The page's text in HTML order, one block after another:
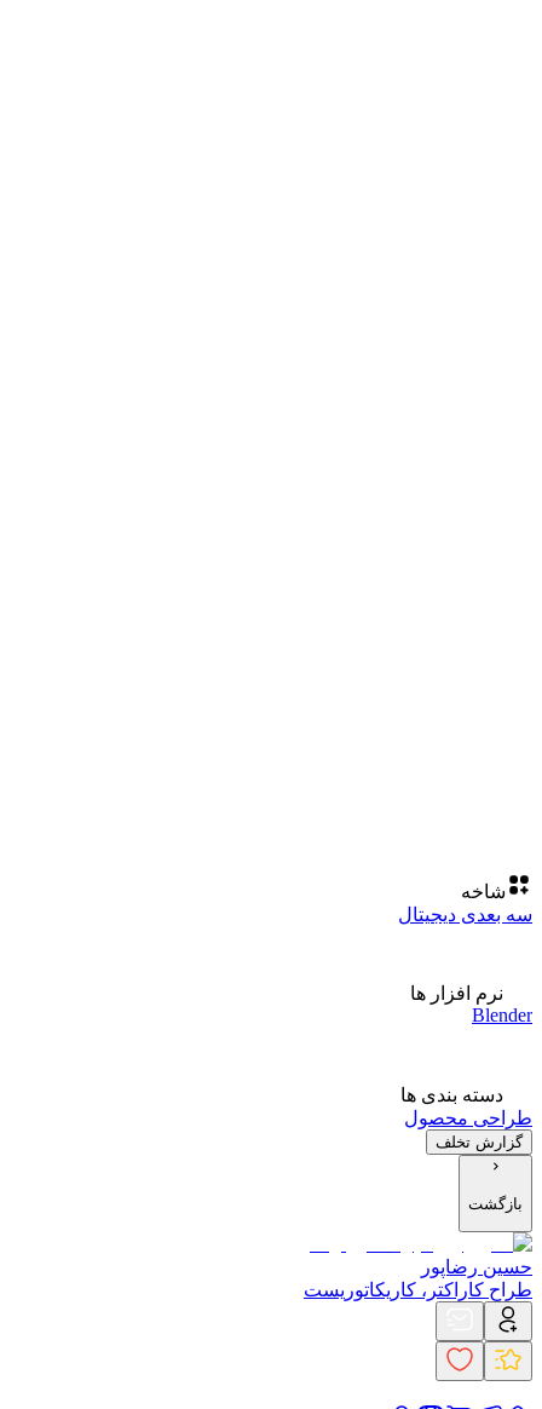
شاخه
سه بعدی دیجیتال
نرم افزار ها
Blender
دسته بندی ها
طراحی محصول
گزارش تخلف
بازگشت
حسین رضاپور
طراح کاراکتر، کاریکاتوریست